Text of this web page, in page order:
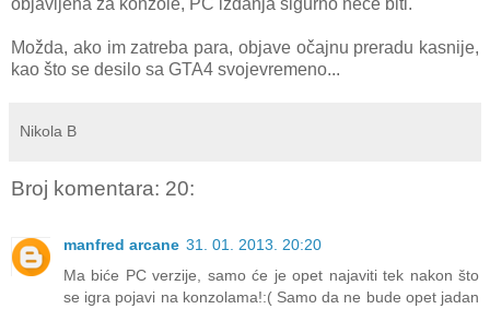
Možda, ako im zatreba para, objave očajnu preradu kasnije,
kao što se desilo sa GTA4 svojevremeno...
Nikola B
Broj komentara: 20:
manfred arcane 31. 01. 2013. 20:20
Ma biće PC verzije, samo će je opet najaviti tek nakon što
se igra pojavi na konzolama!:( Samo da ne bude opet jadan